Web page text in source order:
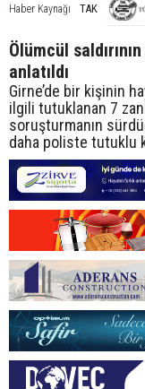
Haber Kaynağı TAK
Ölümcül
anlatıldı
Girne’de bir kişinin
ilgili tutuklanan 7
soruşturmanın
daha poliste tutuklu